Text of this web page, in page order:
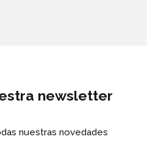
newsletter
nuestras novedades